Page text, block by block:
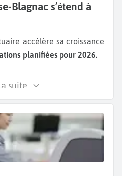
Blagnac s’étend à
planifiées pour 2026.
suite